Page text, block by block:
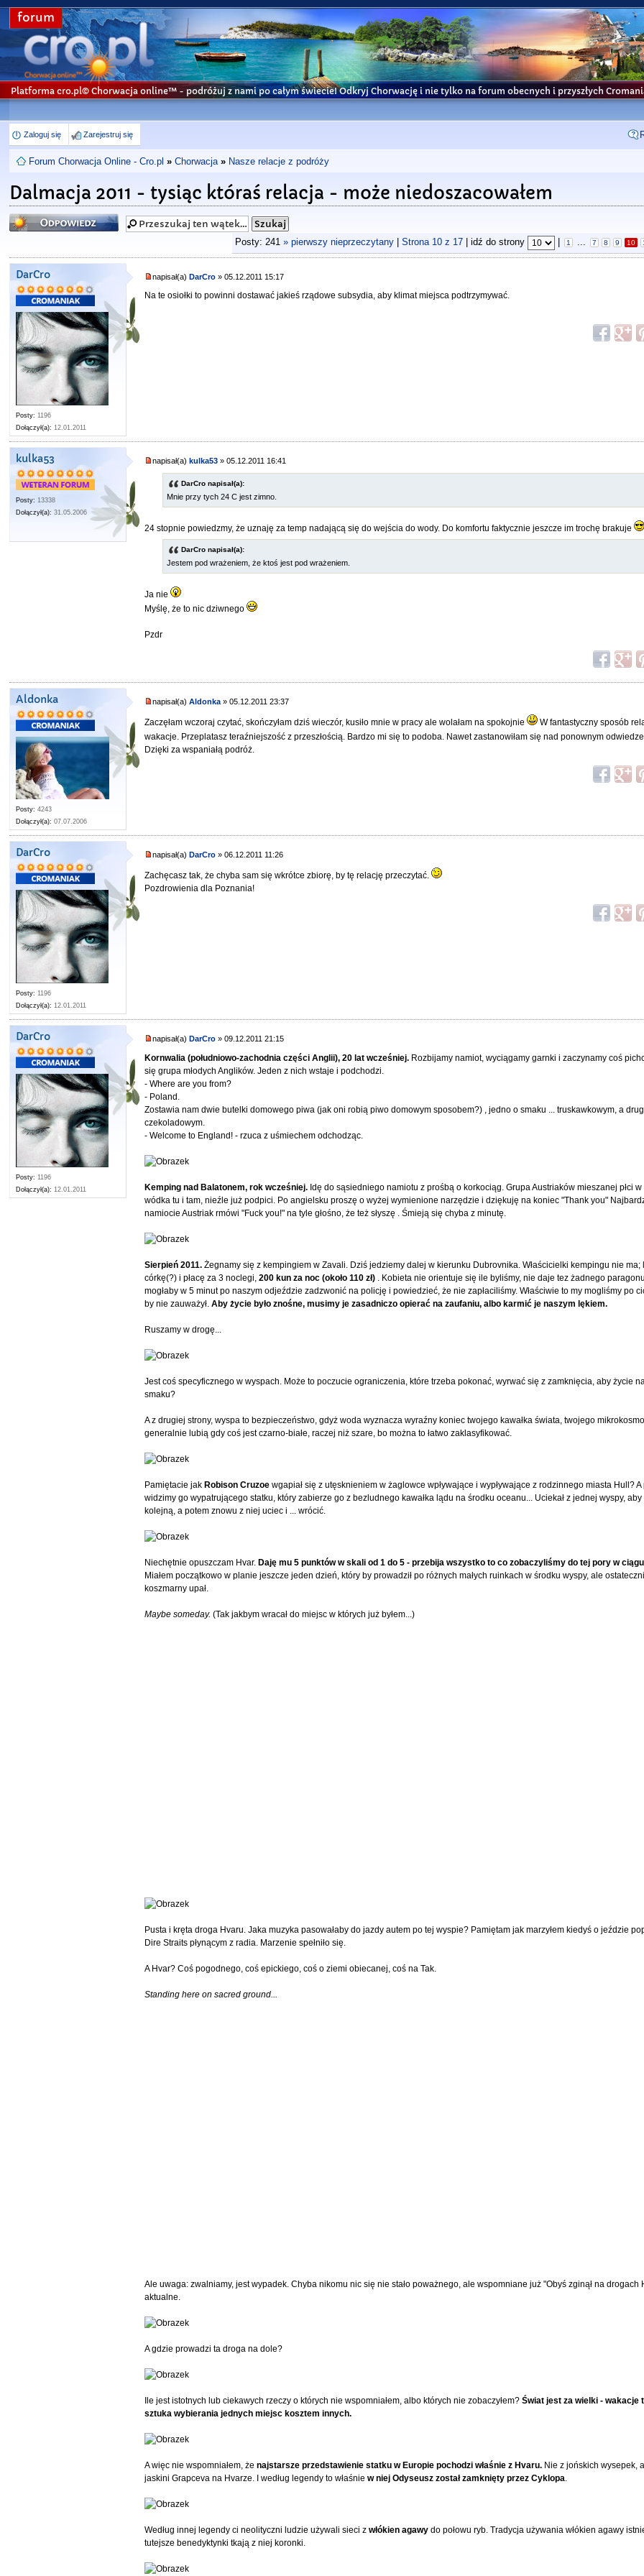
forum
Platforma cro.pl© Chorwacja online™ - podróżuj z nami po całym świecie! Odkryj Chorwację i nie tylko na forum obecnych i przyszłych
Zaloguj się Zarejestruj się
Forum Chorwacja Online - Cro.pl » Chorwacja » Nasze relacje z podróży
Dalmacja 2011 - tysiąc któraś relacja - może niedoszacowałem
Odpowiedz
Posty: 241 » pierwszy nieprzeczytany| Strona 10z 17| idź do strony 1 ... 7 8 9 10
DarCro
Posty: 1196
Dołączył(a): 12.01.2011
napisał(a)DarCro » 05.12.2011 15:17
Na te osiołki to powinni dostawać jakieś rządowe subsydia, aby klimat miejsca podtrzymywać.
kulka53
Posty: 13338
Dołączył(a): 31.05.2006
napisał(a)kulka53 » 05.12.2011 16:41
DarCro napisał(a):
Mnie przy tych 24 C jest zimno.
24 stopnie powiedzmy, że uznaję za temp nadającą się do wejścia do wody. Do komfortu faktycznie jeszcze im trochę brakuje
DarCro napisał(a):
Jestem pod wrażeniem, że ktoś jest pod wrażeniem.
Ja nie
Myślę, że to nic dziwnego
Pzdr
Aldonka
Posty: 4243
Dołączył(a): 07.07.2006
napisał(a)Aldonka » 05.12.2011 23:37
Zaczęłam wczoraj czytać, skończyłam dziś wieczór, kusiło mnie w pracy ale wolałam na spokojnie
W fantastyczny sposób
wakacje. Przeplatasz teraźniejszość z przeszłością. Bardzo mi się to podoba. Nawet zastanowiłam się nad ponownym
Dzięki za wspaniałą podróż.
DarCro
Posty: 1196
Dołączył(a): 12.01.2011
napisał(a)DarCro » 06.12.2011 11:26
Zachęcasz tak, że chyba sam się wkrótce zbiorę, by tę relację przeczytać.
Pozdrowienia dla Poznania!
DarCro
Posty: 1196
Dołączył(a): 12.01.2011
napisał(a)DarCro » 09.12.2011 21:15
Kornwalia (południowo-zachodnia części Anglii), 20 lat wcześniej. Rozbijamy namiot, wyciągamy garnki i zaczynamy coś
się grupa młodych Anglików. Jeden z nich wstaje i podchodzi.
- Where are you from?
- Poland.
Zostawia nam dwie butelki domowego piwa (jak oni robią piwo domowym sposobem?) , jedno o smaku ... truskawkowym, a
czekoladowym.
- Welcome to England! - rzuca z uśmiechem odchodząc.
Kemping nad Balatonem, rok wcześniej. Idę do sąsiedniego namiotu z prośbą o korkociąg. Grupa Austriaków mieszanej płci w
wódka tu i tam, nieźle już podpici. Po angielsku proszę o wyżej wymienione narzędzie i dziękuję na koniec "Thank you"
namiocie Austriak rmówi "Fuck you!" na tyle głośno, że też słyszę . Śmieją się chyba z minutę.
Sierpień 2011.Żegnamy się z kempingiem w Zavali. Dziś jedziemy dalej w kierunku Dubrovnika. Właścicielki kempingu nie
córkę(?) i płacę za 3 noclegi,200 kun za noc (około 110 zł)
. Kobieta nie orientuje się ile byliśmy, nie daje tez żadnego
mogłaby w 5 minut po naszym odjeździe zadzwonić na policję i powiedzieć, że nie zapłaciliśmy. Właściwie to my mogliśmy po
by nie zauważył.Aby życie było znośne, musimy je zasadniczo opierać na zaufaniu, albo karmić je naszym lękiem.
Ruszamy w drogę...
Jest coś specyficznego w wyspach. Może to poczucie ograniczenia, które trzeba pokonać, wyrwać się z zamknięcia, aby życie
smaku?
A z drugiej strony, wyspa to bezpieczeństwo, gdyż woda wyznacza wyraźny koniec twojego kawałka świata, twojego
generalnie lubią gdy coś jest czarno-białe, raczej niż szare, bo można to łatwo zaklasyfikować.
Pamiętacie jakRobison Cruzoe wgapiał się z utęsknieniem w żaglowce wpływające i wypływające z rodzinnego miasta Hull?
widzimy go wypatrującego statku, który zabierze go z bezludnego kawałka lądu na środku oceanu... Uciekał z jednej wyspy,
kolejną, a potem znowu z niej uciec i ... wrócić.
Niechętnie opuszczam Hvar.Daję mu 5 punktów w skali od 1 do 5 - przebija wszystko to co zobaczyliśmy do tej pory w
Miałem początkowo w planie jeszcze jeden dzień, który by prowadził po różnych małych ruinkach w środku wyspy, ale
koszmarny upał.
Maybe someday.(Tak jakbym wracał do miejsc w których już byłem...)
Pusta i kręta droga Hvaru. Jaka muzyka pasowałaby do jazdy autem po tej wyspie? Pamiętam jak marzyłem kiedyś o jeździe
Dire Straits płynącym z radia. Marzenie spełniło się.
A Hvar? Coś pogodnego, coś epickiego, coś o ziemi obiecanej, coś na Tak.
Standing here on sacred ground...
Ale uwaga: zwalniamy, jest wypadek. Chyba nikomu nic się nie stało poważnego, ale wspomniane już "Obyś zginął na drogach
aktualne.
A gdzie prowadzi ta droga na dole?
Ile jest istotnych lub ciekawych rzeczy o których nie wspomniałem, albo których nie zobaczyłem?Świat jest za wielki - wakacje
sztuka wybierania jednych miejsc kosztem innych.
A więc nie wspomniałem, żenajstarsze przedstawienie statku w Europie pochodzi właśnie z Hvaru. Nie z jońskich wysepek,
jaskini Grapceva na Hvarze. I według legendy to właśniew niej Odyseusz został zamknięty przez Cyklopa
Według innej legendy ci neolityczni ludzie używali sieci zwłókien agawy do połowu ryb. Tradycja używania włókien agawy
tutejsze benedyktynki tkają z niej koronki.